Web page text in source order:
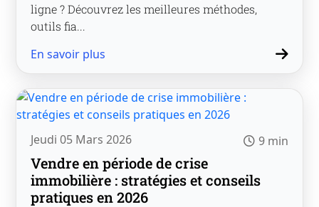
ligne ? Découvrez les meilleures méthodes,
outils fia...
En savoir plus
Jeudi 05 Mars 2026 9 min
Vendre en période de crise
immobilière : stratégies et conseils
pratiques en 2026